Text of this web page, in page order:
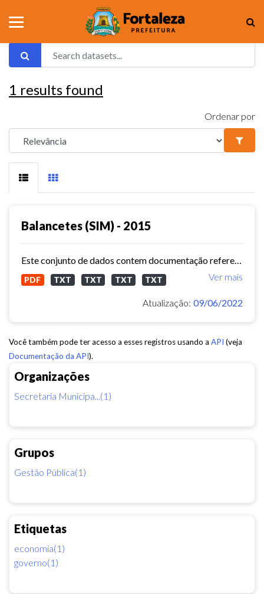
Organizações
Secretaria Municipa...(1)
Grupos
Gestão Pública(1)
Etiquetas
economia(1)
governo(1)
1 results found
Ordenar por
Balancetes (SIM) - 2015
Ver mais
PDF TXT TXT TXT TXT
Atualização: 09/06/2022
Você também pode ter acesso a esses registros usando a API (veja
Documentação da API).